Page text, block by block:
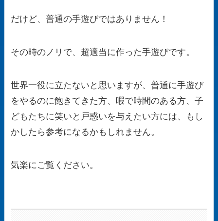
だけど、普通の手遊びではありません！
その時のノリで、超適当に作った手遊びです。
世界一役に立たないと思いますが、普通に手遊び
をやるのに飽きてきた方、暇で時間のある方、子
どもたちに笑いと戸惑いを与えたい方には、もし
かしたら参考になるかもしれません。
気楽に ご覧ください。